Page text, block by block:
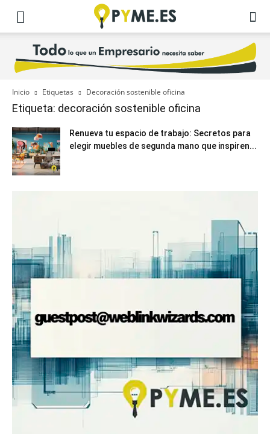
Inicio Etiquetas Decoración sostenible oficina
Etiqueta: decoración sostenible oficina
Renueva tu espacio de trabajo: Secretos para
elegir muebles de segunda mano que inspiren...